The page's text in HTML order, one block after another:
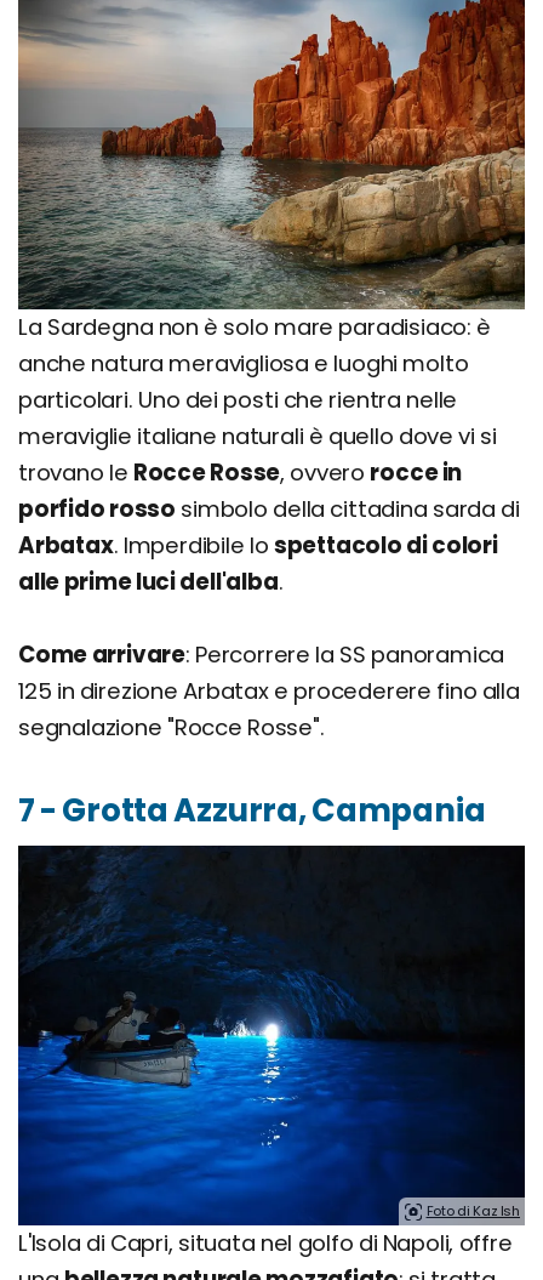
La Sardegna non è solo mare paradisiaco: è
anche natura meravigliosa e luoghi molto
particolari. Uno dei posti che rientra nelle
meraviglie italiane naturali è quello dove vi si
trovano le Rocce Rosse, ovvero rocce in
porfido rosso simbolo della cittadina sarda di
Arbatax. Imperdibile lo spettacolo di colori
alle prime luci dell'alba.
Come arrivare: Percorrere la SS panoramica
125 in direzione Arbatax e procederere fino alla
segnalazione "Rocce Rosse".
7 - Grotta Azzurra, Campania
Foto di Kaz Ish
L'Isola di Capri, situata nel golfo di Napoli, offre